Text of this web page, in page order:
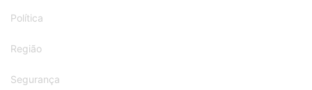
Política
Região
Segurança